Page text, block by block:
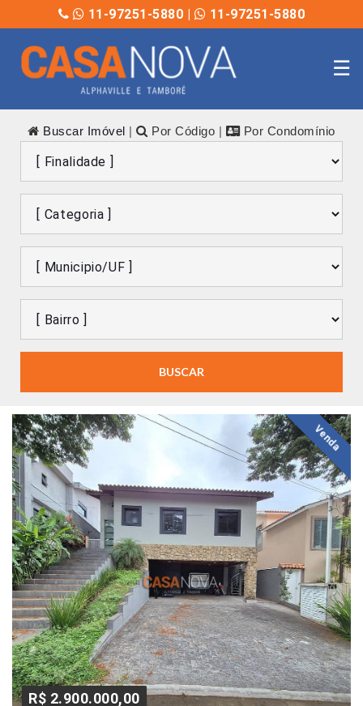
11-97251-5880 | 11-97251-5880
☰
Buscar Imóvel | Por Código | Por Condomínio
BUSCAR
Venda
R$ 2.900.000,00